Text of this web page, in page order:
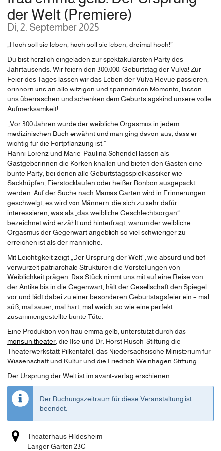
der Welt (Premiere)
Di, 2. September 2025
„Hoch soll sie leben, hoch soll sie leben, dreimal hoch!”
Du bist herzlich eingeladen zur spektakulärsten Party des
Jahrtausends: Wir feiern den 300.000. Geburtstag der Vulva! Zur
Feier des Tages lassen wir das Leben der Vulva Revue passieren,
erinnern uns an alle witzigen und spannenden Momente, lassen
uns überraschen und schenken dem Geburtstagskind unsere volle
Aufmerksamkeit!
„Vor 300 Jahren wurde der weibliche Orgasmus in jedem
medizinischen Buch erwähnt und man ging davon aus, dass er
wichtig für die Fortpflanzung ist.”
Hanni Lorenz und Marie-Paulina Schendel lassen als
Gastgeberinnen die Korken knallen und bieten den Gästen eine
bunte Party, bei denen alle Geburtstagsspielklassiker wie
Sackhüpfen, Eierstocklaufen oder heißer Bonbon ausgepackt
werden. Auf der Suche nach Mamas Garten wird in Erinnerungen
geschwelgt, es wird von Männern, die sich zu sehr dafür
interessieren, was als „das weibliche Geschlechtsorgan“
bezeichnet wird erzählt und hinterfragt, warum der weibliche
Orgasmus der Gegenwart angeblich so viel schwieriger zu
erreichen ist als der männliche.
Mit Leichtigkeit zeigt „Der Ursprung der Welt“, wie absurd und tief
verwurzelt patriarchale Strukturen die Vorstellungen von
Weiblichkeit prägen. Das Stück nimmt uns mit auf eine Reise von
der Antike bis in die Gegenwart, hält der Gesellschaft den Spiegel
vor und lädt dabei zu einer besonderen Geburtstagsfeier ein – mal
süß, mal sauer, mal hart, mal weich, so wie eine perfekt
zusammengestellte bunte Tüte.
Eine Produktion von frau emma gelb, unterstützt durch das
monsun.theater , die Ilse und Dr. Horst Rusch-Stiftung die
Theaterwerkstatt Pilkentafel, das Niedersächsische Ministerium für
Wissenschaft und Kultur und die Friedrich Weinhagen Stiftung.
Der Ursprung der Welt ist im avant-verlag erschienen.
Der Buchungszeitraum für diese Veranstaltung ist
beendet.
Theaterhaus Hildesheim
Langer Garten 23C